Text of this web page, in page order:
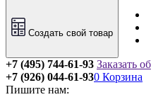
Создать свой товар
+7 (495) 744-61-93 Заказать
+7 (926) 044-61-93
Пишите нам:
0 Корзина